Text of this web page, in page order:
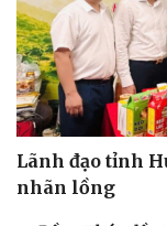
Lãnh đạo tỉnh
nhãn lồng